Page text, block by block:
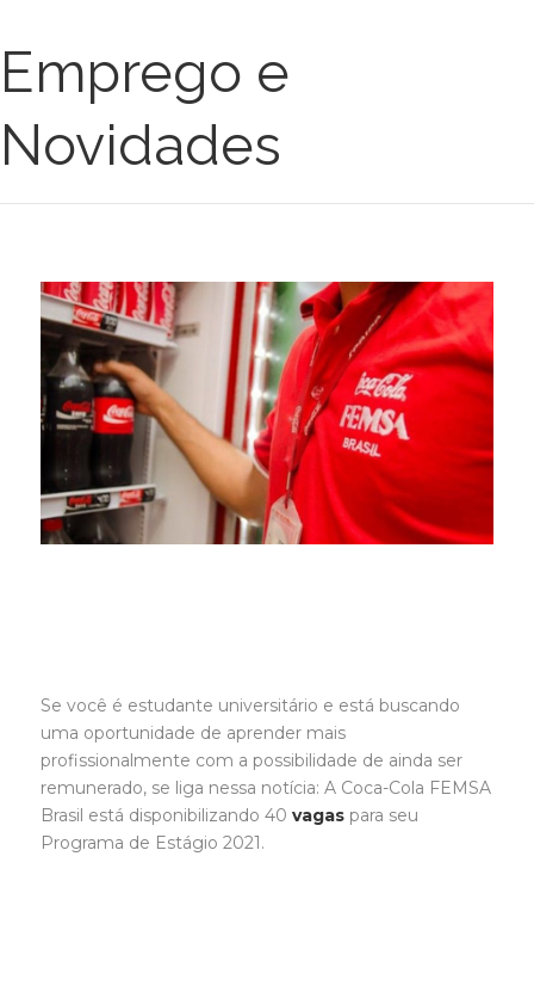
Emprego e
Novidades
Se você é estudante universitário e está buscando
uma oportunidade de aprender mais
profissionalmente com a possibilidade de ainda ser
remunerado, se liga nessa notícia: A Coca-Cola FEMSA
Brasil está disponibilizando 40 vagas para seu
Programa de Estágio 2021.